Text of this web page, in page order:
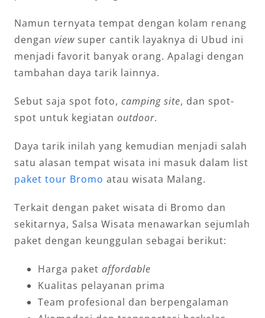
Namun ternyata tempat dengan kolam renang
dengan view super cantik layaknya di Ubud ini
menjadi favorit banyak orang. Apalagi dengan
tambahan daya tarik lainnya.
Sebut saja spot foto, camping site, dan spot-
spot untuk kegiatan outdoor.
Daya tarik inilah yang kemudian menjadi salah
satu alasan tempat wisata ini masuk dalam list
paket tour Bromo atau wisata Malang.
Terkait dengan paket wisata di Bromo dan
sekitarnya, Salsa Wisata menawarkan sejumlah
paket dengan keunggulan sebagai berikut:
Harga paket affordable
Kualitas pelayanan prima
Team profesional dan berpengalaman